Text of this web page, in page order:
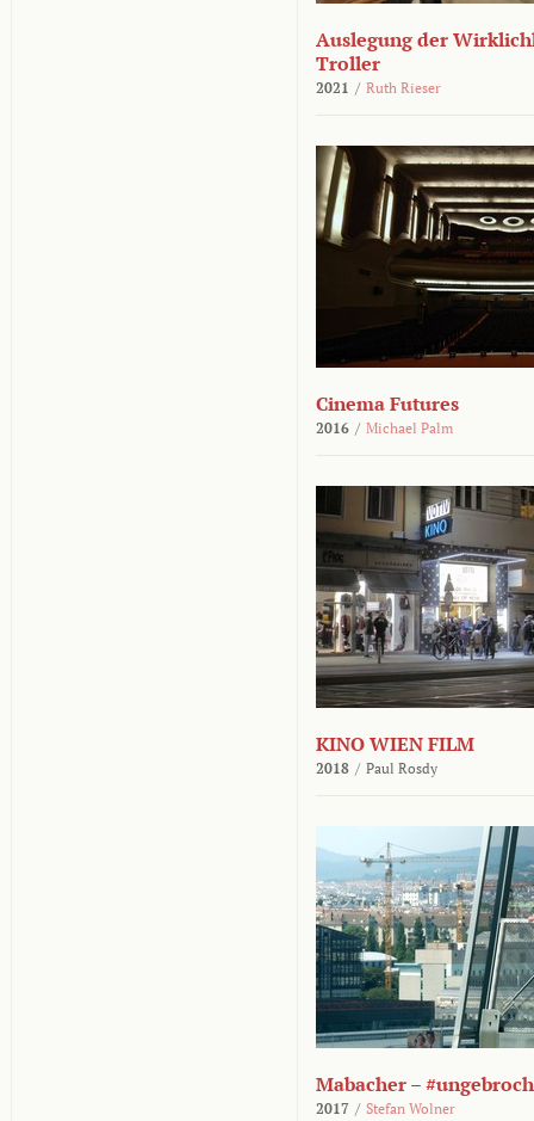
Auslegung der
Troller
2021 / Ruth Rieser
Cinema Futures
2016 / Michael Palm
KINO WIEN FILM
2018 / Paul Rosdy
Mabacher –
2017 / Stefan Wolner